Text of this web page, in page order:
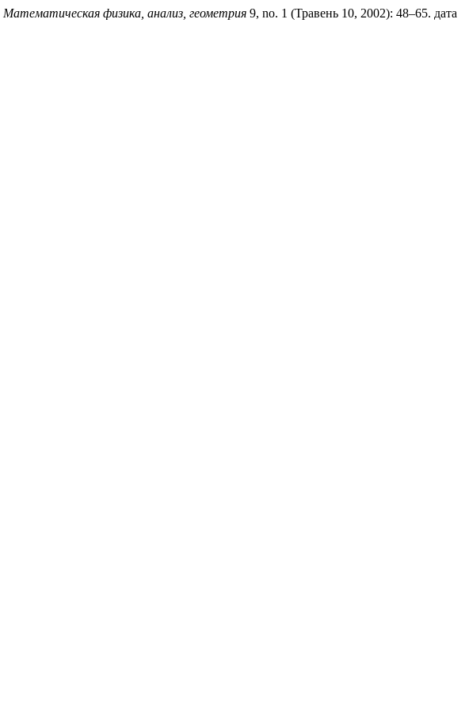
Математическая физика, анализ, геометрия 9, no. 1 (Травень 10, 2002): 48–65. дата